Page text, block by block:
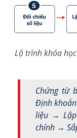
Lộ trình khóa
Chứng từ
Định
liệu →
chính →